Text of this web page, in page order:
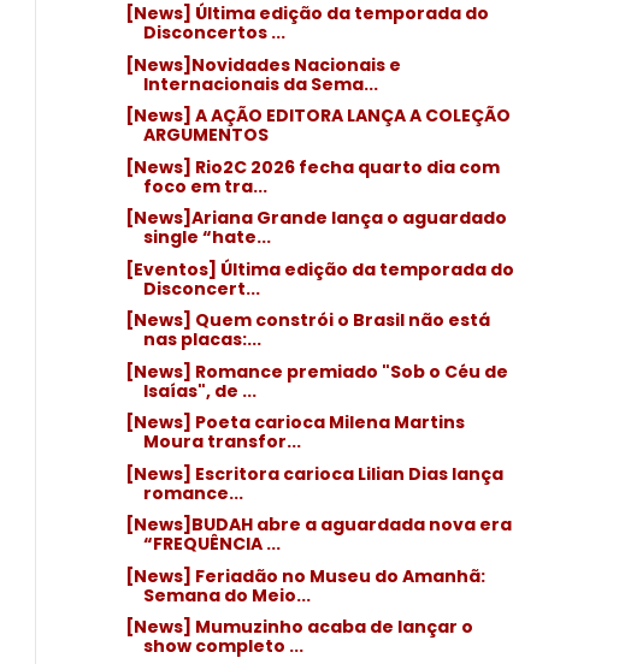
[News] Última edição da temporada do
Disconcertos ...
[News]Novidades Nacionais e
Internacionais da Sema...
[News] A AÇÃO EDITORA LANÇA A COLEÇÃO
ARGUMENTOS
[News] Rio2C 2026 fecha quarto dia com
foco em tra...
[News]Ariana Grande lança o aguardado
single “hate...
[Eventos] Última edição da temporada do
Disconcert...
[News] Quem constrói o Brasil não está
nas placas:...
[News] Romance premiado "Sob o Céu de
Isaías", de ...
[News] Poeta carioca Milena Martins
Moura transfor...
[News] Escritora carioca Lilian Dias lança
romance...
[News]BUDAH abre a aguardada nova era
“FREQUÊNCIA ...
[News] Feriadão no Museu do Amanhã:
Semana do Meio...
[News] Mumuzinho acaba de lançar o
show completo ...